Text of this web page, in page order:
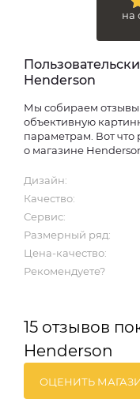
на
Henderson
Мы собираем отзывы
объективную
параметрам. Вот что
о магазине
Дизайн:
Качество:
Сервис:
Размерный ряд:
Цена-качество:
Рекомендуете?
15 отзывов
Henderson
ОЦЕНИТЬ